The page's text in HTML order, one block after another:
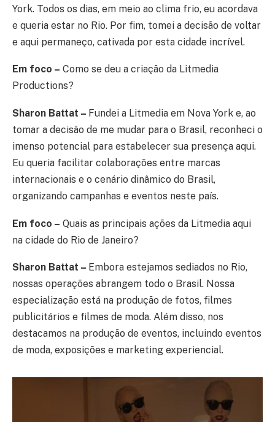
York. Todos os dias, em meio ao clima frio, eu acordava
e queria estar no Rio. Por fim, tomei a decisão de voltar
e aqui permaneço, cativada por esta cidade incrível.
Em foco – Como se deu a criação da Litmedia
Productions?
Sharon Battat – Fundei a Litmedia em Nova York e, ao
tomar a decisão de me mudar para o Brasil, reconheci o
imenso potencial para estabelecer sua presença aqui.
Eu queria facilitar colaborações entre marcas
internacionais e o cenário dinâmico do Brasil,
organizando campanhas e eventos neste país.
Em foco – Quais as principais ações da Litmedia aqui
na cidade do Rio de Janeiro?
Sharon Battat – Embora estejamos sediados no Rio,
nossas operações abrangem todo o Brasil. Nossa
especialização está na produção de fotos, filmes
publicitários e filmes de moda. Além disso, nos
destacamos na produção de eventos, incluindo eventos
de moda, exposições e marketing experiencial.